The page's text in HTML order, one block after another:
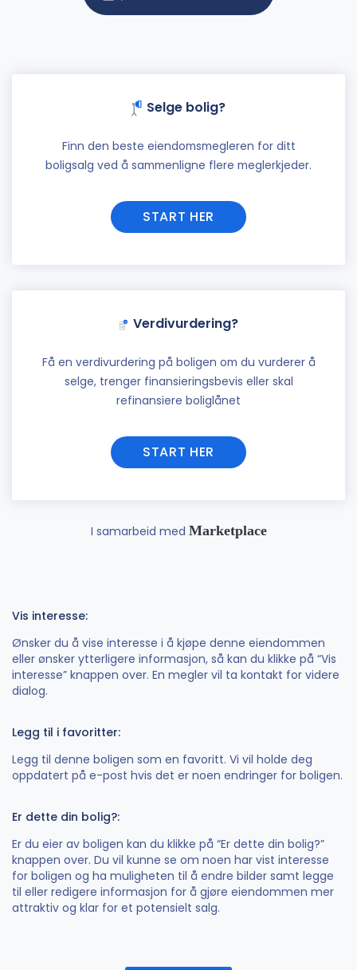
Selge bolig?
Finn den beste eiendomsmegleren for ditt
boligsalg ved å sammenligne flere meglerkjeder.
START HER
Verdivurdering?
Få en verdivurdering på boligen om du vurderer å
selge, trenger finansieringsbevis eller skal
refinansiere boliglånet
START HER
I samarbeid med Marketplace
Vis interesse:
Ønsker du å vise interesse i å kjøpe denne eiendommen
eller ønsker ytterligere informasjon, så kan du klikke på “Vis
interesse” knappen over. En megler vil ta kontakt for videre
dialog.
Legg til i favoritter:
Legg til denne boligen som en favoritt. Vi vil holde deg
oppdatert på e-post hvis det er noen endringer for boligen.
Er dette din bolig?:
Er du eier av boligen kan du klikke på “Er dette din bolig?”
knappen over. Du vil kunne se om noen har vist interesse
for boligen og ha muligheten til å endre bilder samt legge
til eller redigere informasjon for å gjøre eiendommen mer
attraktiv og klar for et potensielt salg.